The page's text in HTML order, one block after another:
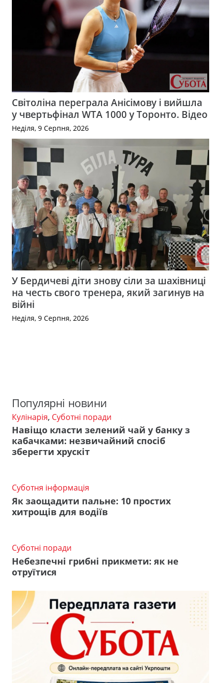
Світоліна переграла Анісімову і вийшла
у чвертьфінал WTA 1000 у Торонто. Відео
Неділя, 9 Серпня, 2026
У Бердичеві діти знову сіли за шахівниці
на честь свого тренера, який загинув на
війні
Неділя, 9 Серпня, 2026
Популярні новини
Кулінарія, Суботні поради
Навіщо класти зелений чай у банку з
кабачками: незвичайний спосіб
зберегти хрускіт
Суботня інформація
Як заощадити пальне: 10 простих
хитрощів для водіїв
Суботні поради
Небезпечні грибні прикмети: як не
отруїтися